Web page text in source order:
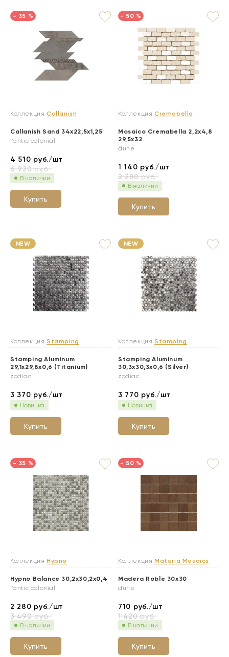
- 35 %
Коллекция Callanish
Callanish Sand 34x22,5x1,25
l'antic colonial
4 510 руб./шт
6 920руб.
В наличии
Купить
- 50 %
Коллекция Cremabella
Mosaico Cremabella 2,2x4,8
29,5x32
dune
1 140 руб./шт
2 280руб.
В наличии
Купить
NEW
Коллекция Stamping
Stamping Aluminum
29,1x29,8x0,6 (Titanium)
zodiac
3 370 руб./шт
Новинка
Купить
NEW
Коллекция Stamping
Stamping Aluminum
30,3x30,3x0,6 (Silver)
zodiac
3 770 руб./шт
Новинка
Купить
- 35 %
Коллекция Hypno
Hypno Balance 30,2x30,2x0,4
l'antic colonial
2 280 руб./шт
3 490руб.
В наличии
Купить
- 50 %
Коллекция Materia Mosaics
Madera Roble 30x30
dune
710 руб./шт
1 420руб.
В наличии
Купить